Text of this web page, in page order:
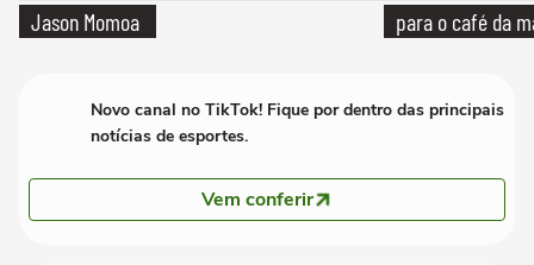
Jason Momoa
para o café da
Novo canal no TikTok! Fique por dentro das principais
notícias de esportes.
Vem conferir